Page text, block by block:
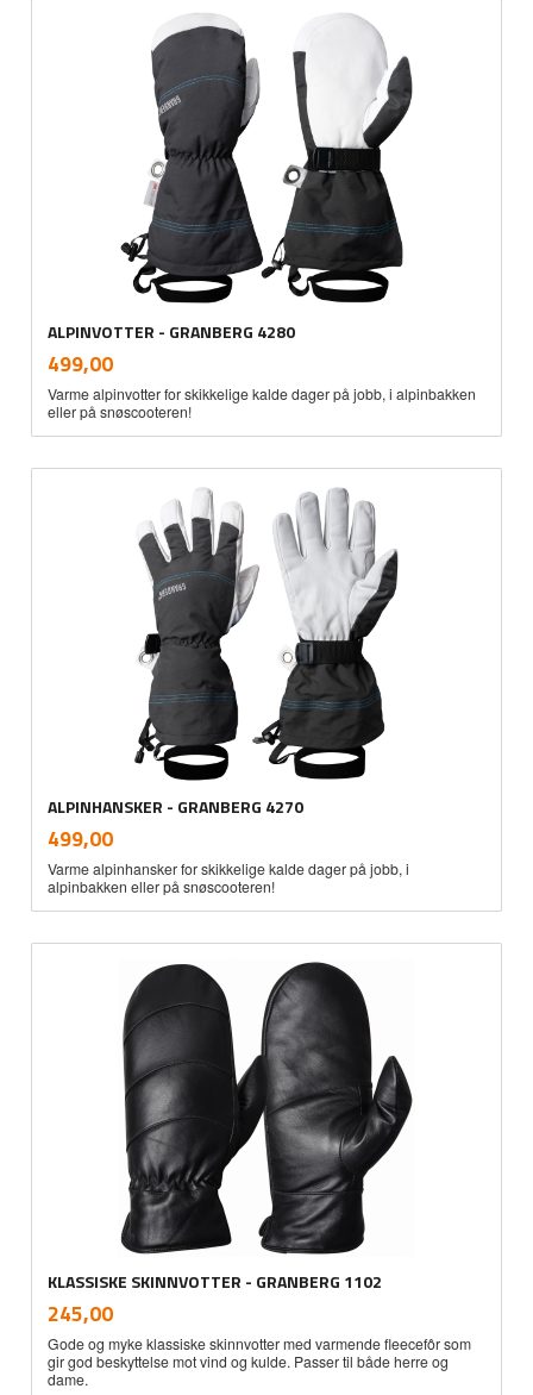
ALPINVOTTER - GRANBERG 4280
Pris
499,00mva.
Varme alpinvotter for skikkelige kalde dager på jobb, i alpinbakken
eller på snøscooteren!
ALPINHANSKER - GRANBERG 4270
Pris
499,00mva.
Varme alpinhansker for skikkelige kalde dager på jobb, i
alpinbakken eller på snøscooteren!
KLASSISKE SKINNVOTTER - GRANBERG 1102
Pris
245,00mva.
Gode og myke klassiske skinnvotter med varmende fleecefôr som
gir god beskyttelse mot vind og kulde. Passer til både herre og
dame.